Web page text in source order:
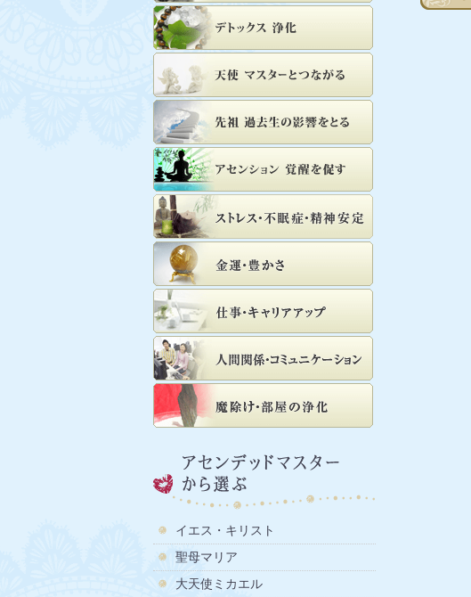
イエス・キリスト
聖母マリア
大天使ミカエル